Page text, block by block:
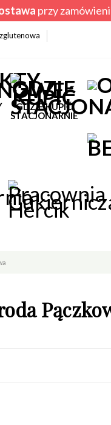
przy
GDZIE KUPIĆ
STACJONARNIE